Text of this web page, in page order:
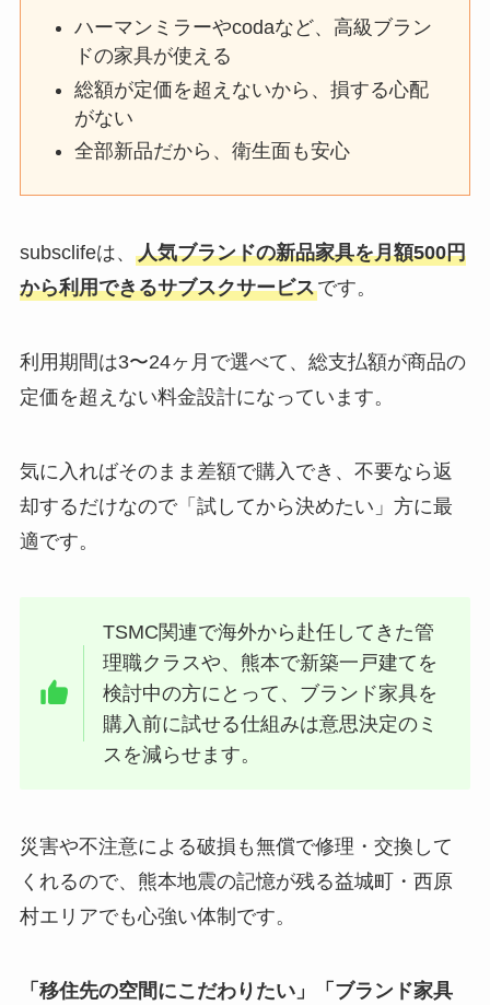
ハーマンミラーやcodaなど、高級ブラン
ドの家具が使える
総額が定価を超えないから、損する心配
がない
全部新品だから、衛生面も安心
subsclifeは、 人気ブランドの新品家具を月額500円
から利用できるサブスクサービスです。
利用期間は3〜24ヶ月で選べて、総支払額が商品の
定価を超えない料金設計になっています。
気に入ればそのまま差額で購入でき、不要なら返
却するだけなので「試してから決めたい」方に最
適です。
TSMC関連で海外から赴任してきた管
理職クラスや、熊本で新築一戸建てを
検討中の方にとって、ブランド家具を
購入前に試せる仕組みは意思決定のミ
スを減らせます。
災害や不注意による破損も無償で修理・交換して
くれるので、熊本地震の記憶が残る益城町・西原
村エリアでも心強い体制です。
「移住先の空間にこだわりたい」「ブランド家具